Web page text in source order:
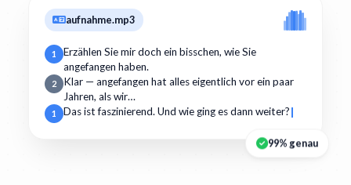
aufnahme.mp3
1
Erzählen Sie mir doch ein bisschen, wie Sie
angefangen haben.
2
Klar — angefangen hat alles eigentlich vor ein paar
Jahren, als wir…
1 Das ist faszinierend. Und wie ging es dann weiter?
99% genau